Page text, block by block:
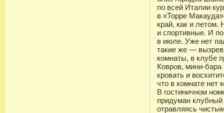
по всей Италии
в «Торре
край, как и летом.
и спортивные. И
в июле. Уже нет
такие же —
комнаты, в клубе
Ковров, мини-бара
кровать и
что в комнате нет
В гостиничном
придуман
отравляясь